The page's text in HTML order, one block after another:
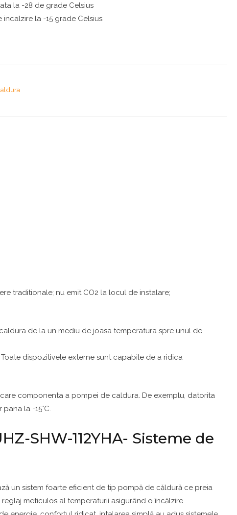
la -28 de grade Celsius
incalzire la -15 grade Celsius
traditionale; nu emit CO2 la locul de instalare;
de la un mediu de joasa temperatura spre unul de
dispozitivele externe sunt capabile de a ridica
componenta a pompei de caldura. De exemplu, datorita
la -15°C.
SHW-112YHA- Sisteme de
un sistem foarte eficient de tip pompă de căldură ce preia
meticulos al temperaturii asigurând o încălzire